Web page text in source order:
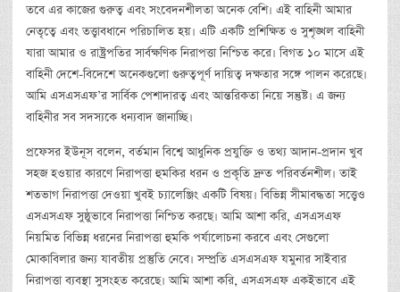
তবে এর কাজের গুরুত্ব এবং সংবেদনশীলতা অনেক বেশি। এই বাহিনী আমার
নেতৃত্বে এবং তত্ত্বাবধানে পরিচালিত হয়। এটি একটি প্রশিক্ষিত ও সুশৃঙ্খল বাহিনী
যারা আমার ও রাষ্ট্রপতির সার্বক্ষণিক নিরাপত্তা নিশ্চিত করে। বিগত ১০ মাসে এই
বাহিনী দেশে-বিদেশে অনেকগুলো গুরুত্বপূর্ণ দায়িত্ব দক্ষতার সঙ্গে পালন করেছে।
আমি এসএসএফ’র সার্বিক পেশাদারত্ব এবং আন্তরিকতা নিয়ে সন্তুষ্ট। এ জন্য
বাহিনীর সব সদস্যকে ধন্যবাদ জানাচ্ছি।
প্রফেসর ইউনূস বলেন, বর্তমান বিশ্বে আধুনিক প্রযুক্তি ও তথ্য আদান-প্রদান খুব
সহজ হওয়ার কারণে নিরাপত্তা হুমকির ধরন ও প্রকৃতি দ্রুত পরিবর্তনশীল। তাই
শতভাগ নিরাপত্তা দেওয়া খুবই চ্যালেঞ্জিং একটি বিষয়। বিভিন্ন সীমাবদ্ধতা সত্ত্বেও
এসএসএফ সুষ্ঠুভাবে নিরাপত্তা নিশ্চিত করছে। আমি আশা করি, এসএসএফ
নিয়মিত বিভিন্ন ধরনের নিরাপত্তা হুমকি পর্যালোচনা করবে এবং সেগুলো
মোকাবিলার জন্য যাবতীয় প্রস্তুতি নেবে। সম্প্রতি এসএসএফ যমুনার সাইবার
নিরাপত্তা ব্যবস্থা সুসংহত করেছে। আমি আশা করি, এসএসএফ একইভাবে এই